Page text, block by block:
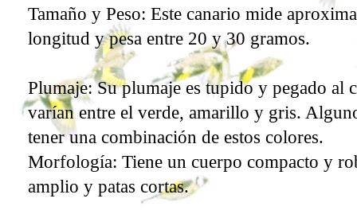
Tamaño y Peso: Este canario mide
longitud y pesa entre 20 y 30 gramos.
Plumaje: Su plumaje es tupido y pegado al
varían entre el verde, amarillo y gris.
tener una combinación de estos colores.
Morfología: Tiene un cuerpo compacto y
amplio y patas cortas.